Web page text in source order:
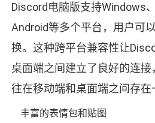
Discord电脑版支持Windows、
Android等多个平台，用户可
换。这种跨平台兼容性让
桌面端之间建立了良好的连
往在移动端和桌面端之间存在
丰富的表情包和贴图